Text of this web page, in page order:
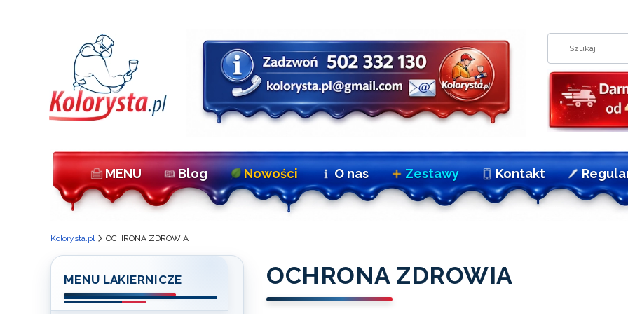
MENU Blog Nowości O nas Zestawy Kontakt
Kolorysta.pl OCHRONA ZDROWIA
MENU LAKIERNICZE OCHRONA ZDROWIA